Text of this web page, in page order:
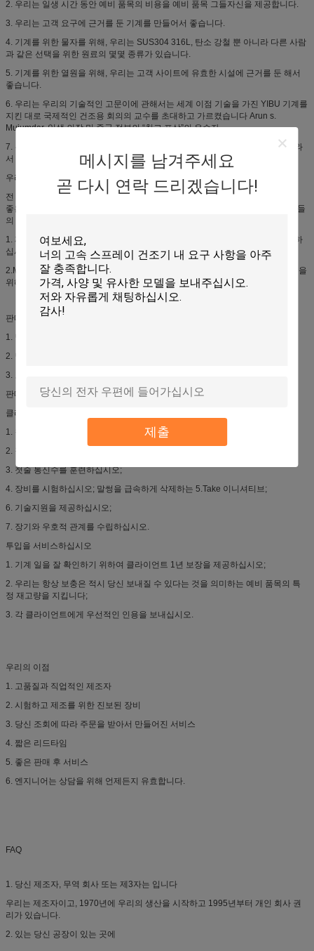
메시지를 남겨주세요
곧 다시 연락 드리겠습니다!
제출
2. 우리는 일생 시간 동안 예비 품목의 비용을 예비 품목 그들자신을 제공합니다.
3. 우리는 고객 요구에 근거를 둔 기계를 만들어서 좋습니다.
4. 기계를 위한 물자를 위해, 우리는 SUS304 316L, 탄소 강철 뿐 아니라 다른 사람
과 같은 선택을 위한 원료의 몇몇 종류가 있습니다.
5. 기계를 위한 열원을 위해, 우리는 고객 사이트에 유효한 시설에 근거를 둔 해서
좋습니다.
6. 우리는 우리의 기술적인 고문이에 관해서는 세계 이점 기술을 가진 YIBU 기계를
지킨 대로 국제적인 건조용 회의의 교수를 초대하고 가르켰습니다 Arun s.
Mujumdar, 일생 의장 및 중국 정부의 “친교 포상”의 우승자
7. 우리는 연구 및 개발 팀이 있고, 고객이 제품의 그의 과정을 디자인할 것을 도와
서 좋습니다.
우리의 서비스
전 서비스
좋은 고문관으로 작동하거든 그(것)들을 가능하게 하는 클라이언트의 조수는 그들
의 투자에 부유하고 관대한 반환에 얻습니다.
1. 제품을 고객에 상세히 소개하고십시오, 고객이 주의깊게 일어난 문제를 응답하
십시오;
2.Make는 다른 분야에 있는 사용자의 필요 그리고 특별한 필요조건에 따라 선택을
위해 계획합니다;
판매 서비스
1. 납품의 앞에 고품질과 전 위임을 가진 제품을 지키십시오;
2. 납품 제 시간에;
3. 고객 요구로 문서의 전 세트를 제공하십시오.
판매 후 서비스
클라이언트의 걱정을 극소화하기 위하여 동정심 많은 서비스를 제공하십시오.
1. 첫번째 건축 계획을 위해 준비하기 위하여 클라이언트를 원조하십시오;
2. 장비를 설치하고 제충하십시오;
3. 첫줄 통신수를 훈련하십시오;
4. 장비를 시험하십시오; 말썽을 급속하게 삭제하는 5.Take 이니셔티브;
6. 기술지원을 제공하십시오;
7. 장기와 우호적 관계를 수립하십시오.
투입을 서비스하십시오
1. 기계 일을 잘 확인하기 위하여 클라이언트 1년 보장을 제공하십시오;
2. 우리는 항상 보충은 적시 당신 보내질 수 있다는 것을 의미하는 예비 품목의 특
정 재고량을 지킵니다;
3. 각 클라이언트에게 우선적인 인용을 보내십시오.
우리의 이점
1. 고품질과 직업적인 제조자
2. 시험하고 제조를 위한 진보된 장비
3. 당신 조회에 따라 주문을 받아서 만들어진 서비스
4. 짧은 리드타임
5. 좋은 판매 후 서비스
6. 엔지니어는 상담을 위해 언제든지 유효합니다.
FAQ
1. 당신 제조자, 무역 회사 또는 제3자는 입니다
우리는 제조자이고, 1970년에 우리의 생산을 시작하고 1995년부터 개인 회사 권
리가 있습니다.
2. 있는 당신 공장이 있는 곳에